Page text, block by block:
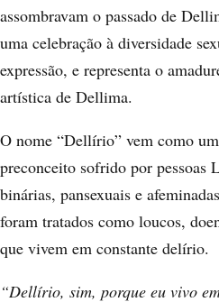
assombravam o passado de
uma celebração à diversidade
expressão, e representa o
artística de Dellima.
O nome “Dellírio” vem como
preconceito sofrido por pessoas
binárias, pansexuais e
foram tratados como loucos,
que vivem em constante delírio.
“Dellírio, sim, porque eu vivo